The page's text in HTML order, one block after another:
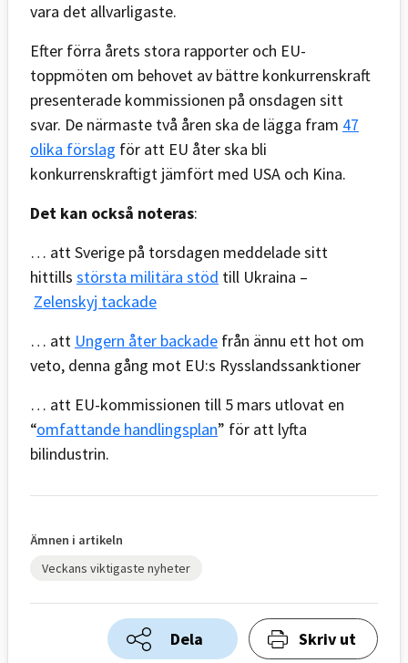
vara det allvarligaste.
Efter förra årets stora rapporter och EU-
toppmöten om behovet av bättre konkurrenskraft
presenterade kommissionen på onsdagen sitt
svar. De närmaste två åren ska de lägga fram 47
olika förslag för att EU åter ska bli
konkurrenskraftigt jämfört med USA och Kina.
Det kan också noteras:
… att Sverige på torsdagen meddelade sitt
hittills största militära stöd till Ukraina –
Zelenskyj tackade
… att Ungern åter backade från ännu ett hot om
veto, denna gång mot EU:s Rysslandssanktioner
… att EU-kommissionen till 5 mars utlovat en
“omfattande handlingsplan” för att lyfta
bilindustrin.
Ämnen i artikeln
Veckans viktigaste nyheter
Dela Skriv ut